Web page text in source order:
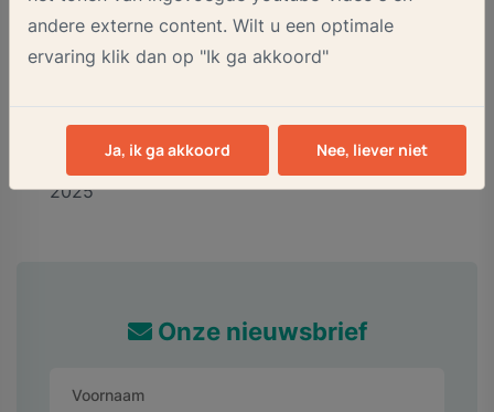
andere externe content. Wilt u een optimale
ervaring klik dan op "Ik ga akkoord"
Ja, ik ga akkoord Nee, liever niet
www.voedselbanklosser.nl
20 november
2025
Delen op:
Onze nieuwsbrief